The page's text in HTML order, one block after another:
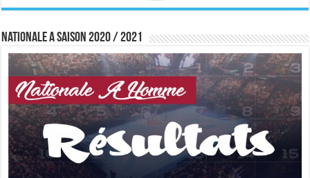
Nationale A saison 2020 / 2021